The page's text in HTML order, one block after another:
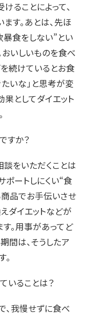
ることによって、
す。あとは、先ほ
暴食をしない”とい
おいしいものを食べ
続けているとお食
いな」と思考が変
果としてダイエット
すか？
をいただくことは
ポートしにくい“食
品でお手伝いさせ
ダイエットなどが
す。用事があってど
間は、そうしたア
いることは？
、我慢せずに食べ